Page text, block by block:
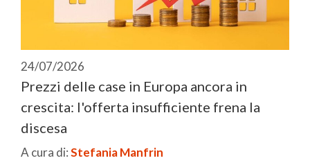
24/07/2026
Prezzi delle case in Europa ancora in
crescita: l'offerta insufficiente frena la
discesa
A cura di:Stefania Manfrin